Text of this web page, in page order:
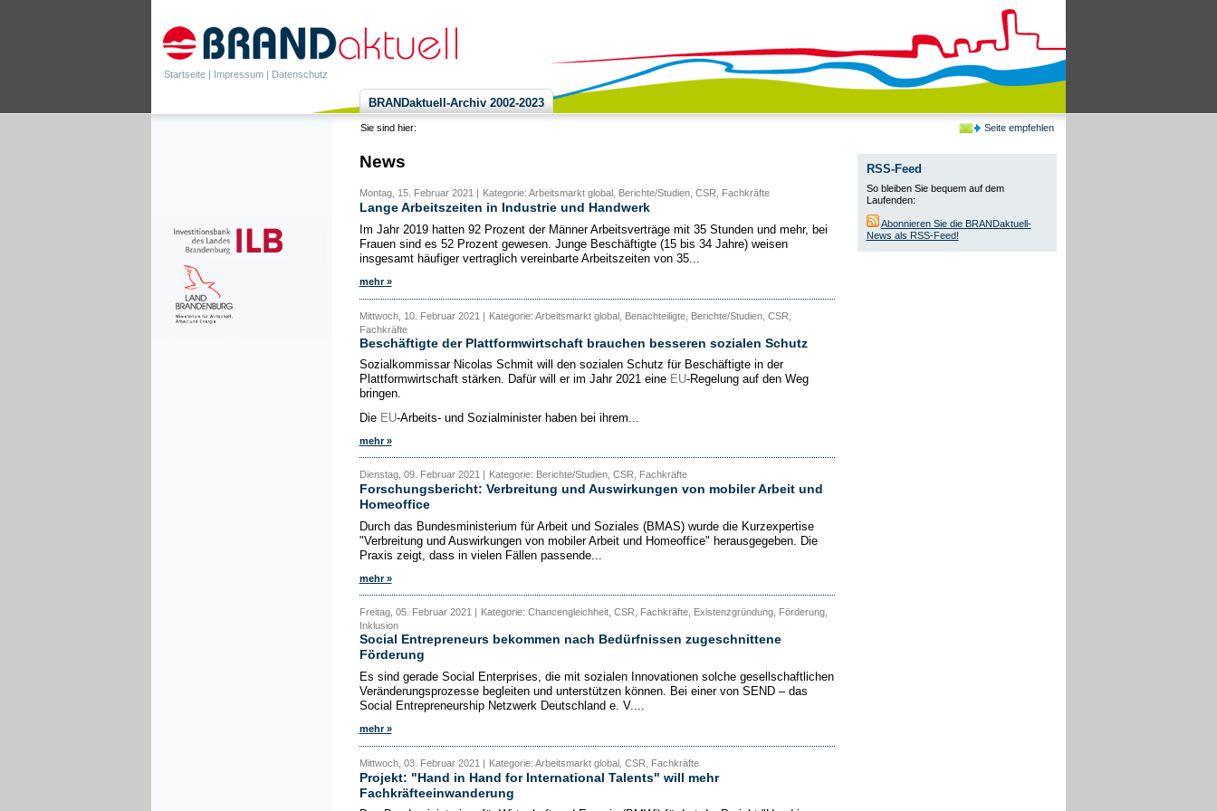
Startseite | Impressum | Datenschutz
Seite empfehlen
BRANDaktuell-Archiv 2002-2023
Sie sind hier:
News
Montag, 15. Februar 2021 | Kategorie: Arbeitsmarkt global, Berichte/Studien, CSR, Fachkräfte
Lange Arbeitszeiten in Industrie und Handwerk
Im Jahr 2019 hatten 92 Prozent der Männer Arbeitsverträge mit 35 Stunden und mehr, bei
Frauen sind es 52 Prozent gewesen. Junge Beschäftigte (15 bis 34 Jahre) weisen
insgesamt häufiger vertraglich vereinbarte Arbeitszeiten von 35...
mehr »
Mittwoch, 10. Februar 2021 | Kategorie: Arbeitsmarkt global, Benachteiligte, Berichte/Studien, CSR,
Fachkräfte
Beschäftigte der Plattformwirtschaft brauchen besseren sozialen Schutz
Sozialkommissar Nicolas Schmit will den sozialen Schutz für Beschäftigte in der
Plattformwirtschaft stärken. Dafür will er im Jahr 2021 eine EU-Regelung auf den Weg
bringen.
Die EU-Arbeits- und Sozialminister haben bei ihrem...
mehr »
Dienstag, 09. Februar 2021 | Kategorie: Berichte/Studien, CSR, Fachkräfte
Forschungsbericht: Verbreitung und Auswirkungen von mobiler Arbeit und
Homeoffice
Durch das Bundesministerium für Arbeit und Soziales (BMAS) wurde die Kurzexpertise
"Verbreitung und Auswirkungen von mobiler Arbeit und Homeoffice" herausgegeben. Die
Praxis zeigt, dass in vielen Fällen passende...
mehr »
Freitag, 05. Februar 2021 |
Kategorie: Chancengleichheit, CSR, Fachkräfte, Existenzgründung, Förderung,
Inklusion
Social Entrepreneurs bekommen nach Bedürfnissen zugeschnittene
Förderung
Es sind gerade Social Enterprises, die mit sozialen Innovationen solche gesellschaftlichen
Veränderungsprozesse begleiten und unterstützen können. Bei einer von SEND – das
Social Entrepreneurship Netzwerk Deutschland e. V....
mehr »
Mittwoch, 03. Februar 2021 | Kategorie: Arbeitsmarkt global, CSR, Fachkräfte
Projekt: "Hand in Hand for International Talents" will mehr
Fachkräfteeinwanderung
RSS-Feed
So bleiben Sie bequem auf dem
Laufenden:
Abonnieren Sie die BRANDaktuell-
News als RSS-Feed!